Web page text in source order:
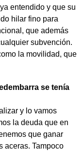
entendido y que su
hilar fino para
que además
subvención.
la movilidad, que
se tenía
y lo vamos
la deuda que en
que ganar
aceras. Tampoco